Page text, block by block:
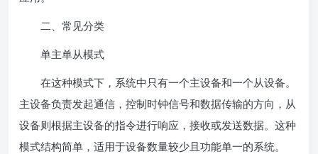
二、常见分类
单主单从模式
在这种模式下，系统中只有一个主设备和一个从设备。
主设备负责发起通信，控制时钟信号和数据传输的方向，从
设备则根据主设备的指令进行响应，接收或发送数据。这种
模式结构简单，适用于设备数量较少且功能单一的系统。